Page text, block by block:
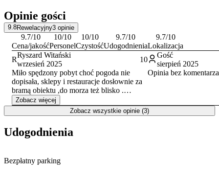
czy historyczne Bunkry.
Płatności za pobyt można dokonać gotówką, kartą płatniczą lub
przelewem. Doba hotelowa rozpoczyna się o godzinie 15:00 w dniu
przyjazdu i kończy o 10:00 w dniu wyjazdu.
Opinie gości
9.8Rewelacyjny3 opinie
9.7/10
Cena/jakość
10/10
Personel
10/10
Czystość
9.7/10
Udogodnienia
9.7/10
Lokalizacja
R
Ryszard Witański
wrzesień 2025
10
Miło spędzony pobyt choć pogoda nie
dopisała, sklepy i restauracje dosłownie za
bramą obiektu ,do morza też blisko .
Obsługa miła i pomocna . Polecam
Zobacz więcej
Gość
sierpień 2025
Opinia bez
Zobacz wszystkie opinie (3)
Udogodnienia
Bezpłatny parking